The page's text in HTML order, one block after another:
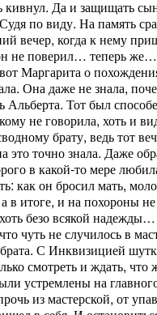
Да и защищать
по виду. На память
вечер, когда к нему
не поверил… теперь
Маргарита о
Она даже не знала,
Альберта. Тот был
не говорила, хоть и
брату, ведь тот
это точно знала. Даже
в какой-то мере
как он бросил мать,
в итоге, и на похороны
безо всякой
чуть не случилось в
брата. С Инквизицией
смотреть и ждать, что
устремлены на
из мастерской, от